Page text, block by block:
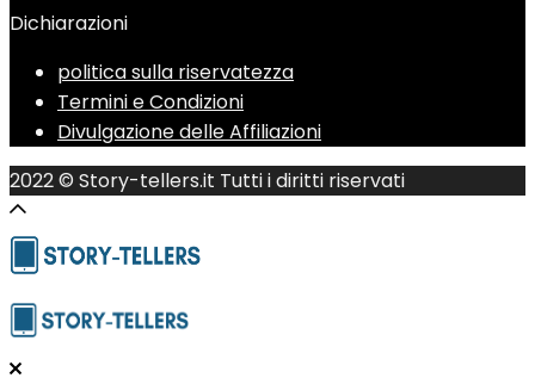
Dichiarazioni
politica sulla riservatezza
Termini e Condizioni
Divulgazione delle Affiliazioni
2022 © Story-tellers.it Tutti i diritti riservati